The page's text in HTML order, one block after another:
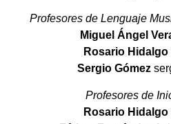
Profesores de Lenguaje
Miguel Ángel
Rosario Hidalgo
Sergio Gómez
Profesores de
Rosario Hidalgo